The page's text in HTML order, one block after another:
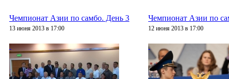
Чемпионат Азии по самбо. День 3
13 июня 2013 в 17:00
Чемпионат Азии по
12 июня 2013 в 17:00